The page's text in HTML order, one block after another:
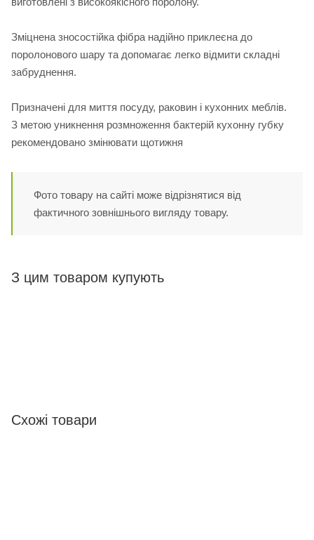
Зміцнена зносостійка фібра надійно приклеєна до
поролонового шару та допомагає легко відмити складні
забруднення.
Призначені для миття посуду, раковин і кухонних меблів.
З метою уникнення розмноження бактерій кухонну губку
рекомендовано змінювати щотижня
Фото товару на сайті може відрізнятися від
фактичного зовнішнього вигляду товару.
З цим товаром купують
Схожі товари